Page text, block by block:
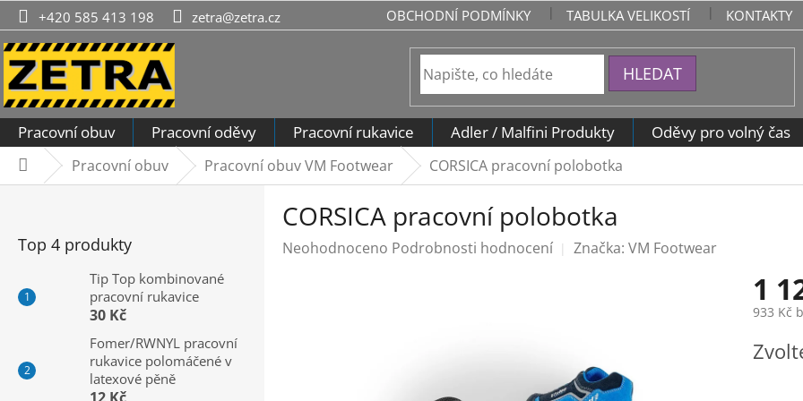
Přejít
na
obsah
+420 585 413 198 zetra@zetra.cz OBCHODNÍ PODMÍNKY TABULKA VELIKOSTÍ KONTAKTY
HLEDAT
Pracovní obuv Pracovní oděvy Pracovní rukavice Adler / Malfini Produkty Oděvy pro volný čas
DomůPracovní obuv Pracovní obuv VM Footwear CORSICA pracovní polobotka
Top 4 produkty
Tip Top kombinované
pracovní rukavice
30 Kč
Fomer/RWNYL pracovní
rukavice polomáčené v
latexové pěně
CORSICA pracovní polobotka
Průměrné
Neohodnoceno Podrobnosti hodnocení Značka: VM Footwear
1
933 Kč
cena: